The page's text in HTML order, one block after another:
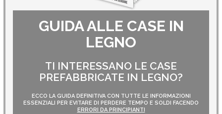
GUIDA ALLE CASE IN
LEGNO
TI INTERESSANO LE CASE
PREFABBRICATE IN LEGNO?
ECCO LA GUIDA DEFINITIVA CON TUTTE LE INFORMAZIONI
ESSENZIALI PER EVITARE DI PERDERE TEMPO E SOLDI FACENDO
ERRORI DA PRINCIPIANTI